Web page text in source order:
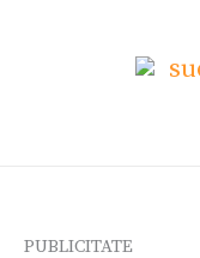
PUBLICITATE